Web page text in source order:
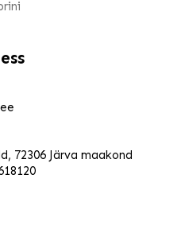
72306 Järva maakond